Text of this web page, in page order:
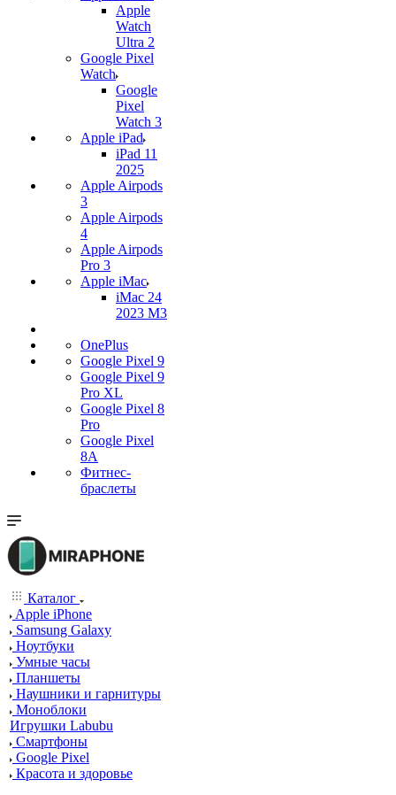
Apple
Watch
Ultra 2
Google Pixel
Watch
Google
Pixel
Watch 3
Apple iPad
iPad 11
2025
Apple Airpods
3
Apple Airpods
4
Apple Airpods
Pro 3
Apple iMac
iMac 24
2023 M3
OnePlus
Google Pixel 9
Google Pixel 9
Pro XL
Google Pixel 8
Pro
Google Pixel
8A
Фитнес-
браслеты
Каталог
Apple iPhone
Samsung Galaxy
Ноутбуки
Умные часы
Планшеты
Наушники и гарнитуры
Моноблоки
Игрушки Labubu
Смартфоны
Google Pixel
Красота и здоровье